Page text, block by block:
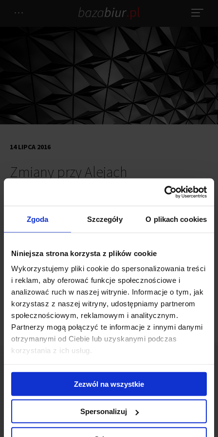
Zgoda Szczegóły O plikach cookies
Niniejsza strona korzysta z plików cookie
Wykorzystujemy pliki cookie do spersonalizowania treści
i reklam, aby oferować funkcje społecznościowe i
analizować ruch w naszej witrynie. Informacje o tym, jak
korzystasz z naszej witryny, udostępniamy partnerom
społecznościowym, reklamowym i analitycznym.
Partnerzy mogą połączyć te informacje z innymi danymi
otrzymanymi od Ciebie lub uzyskanymi podczas
korzystania z ich usług.
Zezwól na wszystkie
Spersonalizuj
Zmiany przy Alejach
14 LIPCA 2016
Duże zmiany czekają Aleje Jerozolimskie u zbiegu z ulicą
ruszyły prace rozbiórkowe budynku, które będą trwać kilka
biurowo-handlowy, którego wysokość sięgać ma nawet 90
metrów.
Skontaktuj się z nami